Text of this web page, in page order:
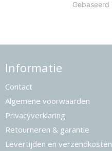
Informatie
Contact
Algemene voorwaarden
Privacyverklaring
Retourneren & garantie
Levertijden en verzendkosten